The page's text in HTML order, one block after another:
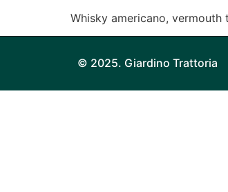
Whisky americano,
© 2025. Giardino Trattoria